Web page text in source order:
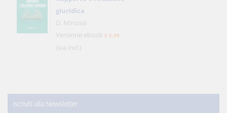
giuridica
D. Minussi
Versione ebook € 5,99
(iva incl.)
Iscriviti alla Newsletter